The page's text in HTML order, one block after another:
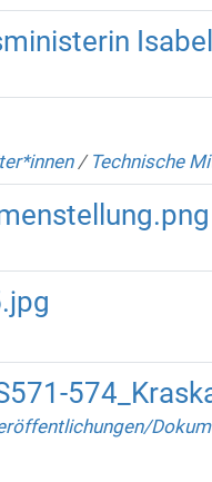
/ Technische